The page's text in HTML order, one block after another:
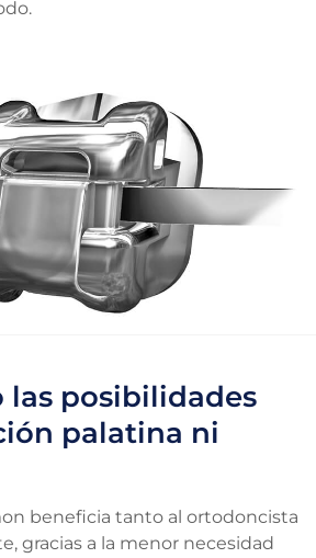
posibilidades
palatina ni
beneficia tanto al ortodoncista
gracias a la menor necesidad